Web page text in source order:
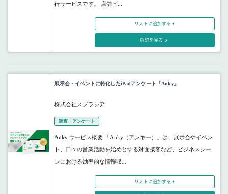
行サービスです。 店舗ビ...
リストに追加する +
詳細を見る
展示会・イベントに特化したiPadアンケート「Anky」
株式会社スプラシア
調査・アンケート
Anky サービス概要 「Anky（アンキー）」は、展示会やイベン
ト、日々の営業活動を始めとする対面接客など、ビジネスシー
ンにおける効率的な情報収...
リストに追加する +